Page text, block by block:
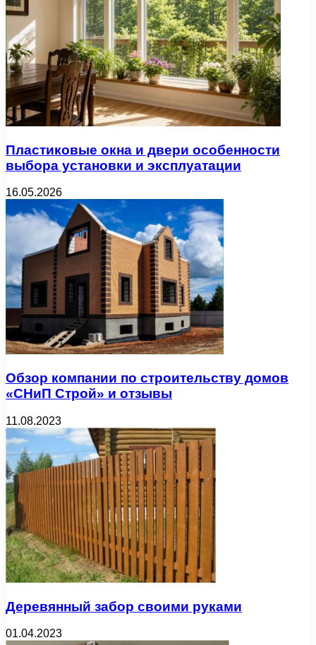
Пластиковые окна и двери особенности
выбора установки и эксплуатации
16.05.2026
Обзор компании по строительству домов
«СНиП Строй» и отзывы
11.08.2023
Деревянный забор своими руками
01.04.2023